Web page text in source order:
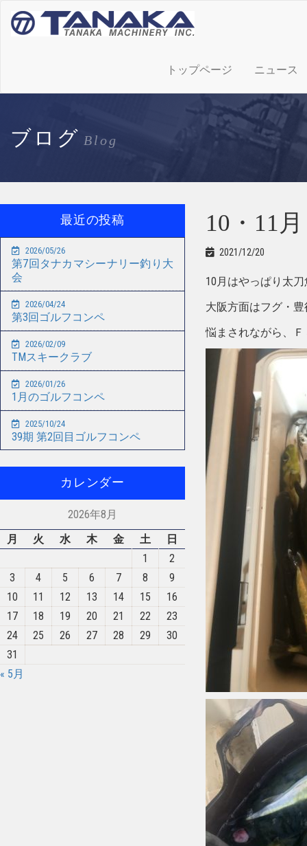
トップページ ニュース
ブログ Blog
10・11
2021/12/20
10月はやっぱり太刀
大阪方面はフグ・
悩まされながら、
最近の投稿
2026/05/26
第7回タナカマシーナリー釣り大
会
2026/04/24
第3回ゴルフコンペ
2026/02/09
TMスキークラブ
2026/01/26
1月のゴルフコンペ
2025/10/24
39期 第2回目ゴルフコンペ
カレンダー
2026年8月
月
火 水 木 金 土
日
1
2
3
4 5 6 7 8
9
10
11 12 13 14 15
16
17
18 19 20 21 22
23
24
25 26 27 28 29
30
31
« 5月